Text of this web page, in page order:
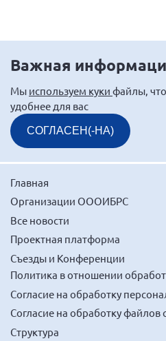
Самарская область
Свердловская область
Смоленская область
Ставропольский край
Сахалинская область
Томская область
Ульяновская область
Челябинская область
Ярославская область
Важная
Мы используем куки файлы,
удобнее для вас
СОГЛАСЕН(-НА)
Главная
Организации ОООИБРС
Все новости
Проектная платформа
Съезды и Конференции
Политика в отношении
Согласие на обработку
Согласие на обработку файлов
Структура